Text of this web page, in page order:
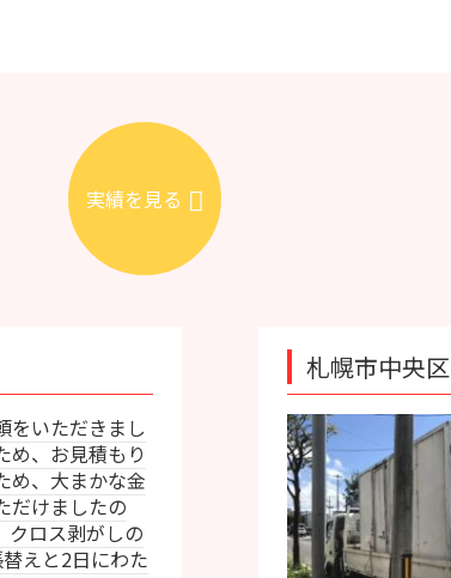
実績を見る
札幌市中央区｜不用品回収
中央
越しの
頼をい
人の直
品の量